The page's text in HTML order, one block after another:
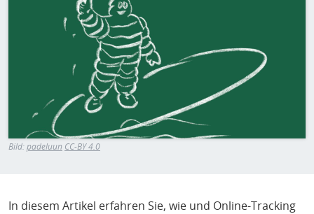
Bild:padeluun CC-BY 4.0
In diesem Artikel erfahren Sie, wie und Online-Tracking